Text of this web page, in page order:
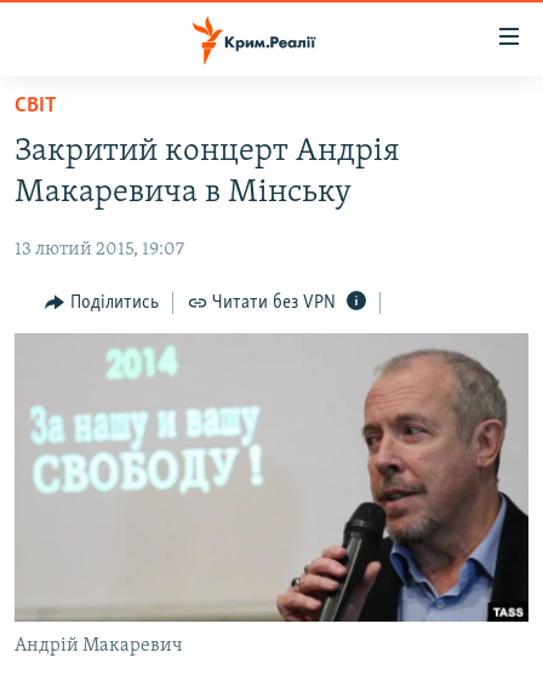
Перейти
основного
матеріалу
до
навігації
Перейти
ВОДА.КРИМ
ВІДЕО ТА ФОТО
ПОЛІТИКА
БЛОГИ
ВСЕ ЗА ДЕНЬ
СПЕЦПРОЕКТИ
СВІДЧЕННЯ ОКУПАЦІЇ
УКРАЇНСЬКА ПРОБЛЕМА КРИМУ
Qırımtatar
СВІТ
Закритий концерт Андрія
Макаревича в Мінську
13 лютий 2015, 19:07
Поділитись Читати без VPN
Андрій Макаревич